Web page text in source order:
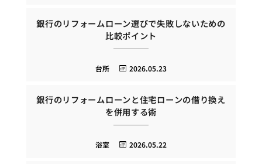
銀行のリフォームローン選びで失敗しないための
比較ポイント
2026.05.23
台所
銀行のリフォームローンと住宅ローンの借り換え
を併用する術
2026.05.22
浴室